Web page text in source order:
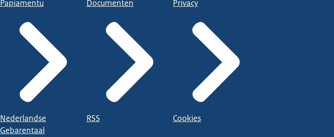
Papiamentu
Nederlandse
Gebarentaal
Documenten
RSS
Privacy
Cookies